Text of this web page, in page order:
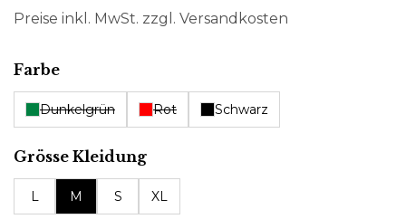
Preise inkl. MwSt. zzgl. Versandkosten
Farbeauswählen
Dunkelgrün Rot Schwarz
Grösse Kleidungauswählen
L M S XL